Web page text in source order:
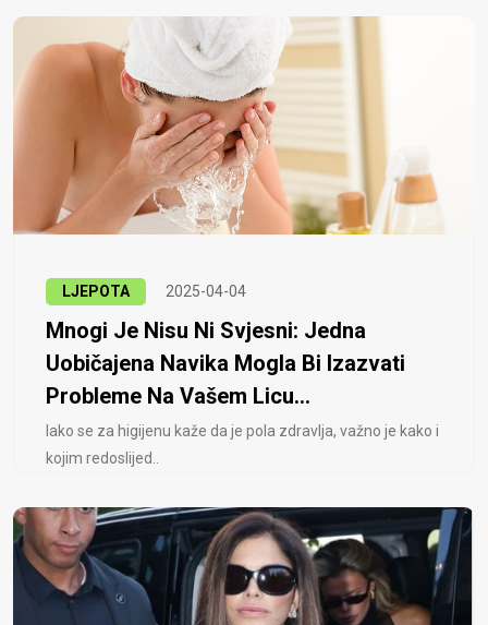
LJEPOTA 2025-04-04
Mnogi Je Nisu Ni Svjesni: Jedna
Uobičajena Navika Mogla Bi Izazvati
Probleme Na Vašem Licu...
Iako se za higijenu kaže da je pola zdravlja, važno je kako i
kojim redoslijed..